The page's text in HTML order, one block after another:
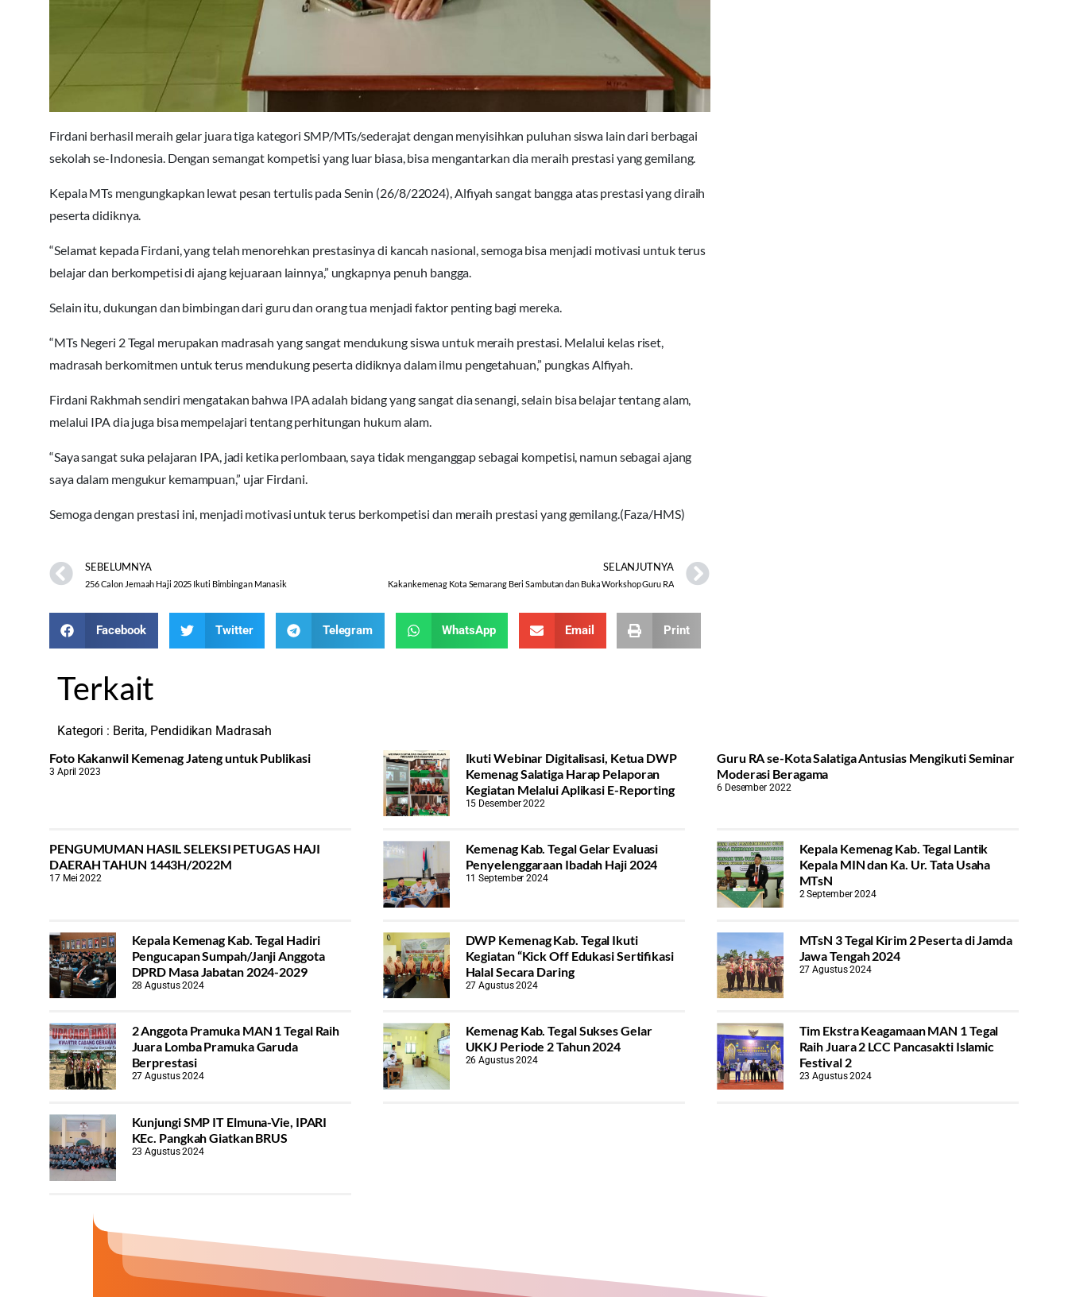
Firdani berhasil meraih gelar juara tiga kategori SMP/MTs/sederajat dengan menyisihkan puluhan siswa lain dari berbagai
sekolah se-Indonesia. Dengan semangat kompetisi yang luar biasa, bisa mengantarkan dia meraih prestasi yang gemilang.
Kepala MTs mengungkapkan lewat pesan tertulis pada Senin (26/8/22024), Alfiyah sangat bangga atas prestasi yang diraih
peserta didiknya.
“Selamat kepada Firdani, yang telah menorehkan prestasinya di kancah nasional, semoga bisa menjadi motivasi untuk terus
belajar dan berkompetisi di ajang kejuaraan lainnya,” ungkapnya penuh bangga.
Selain itu, dukungan dan bimbingan dari guru dan orang tua menjadi faktor penting bagi mereka.
“MTs Negeri 2 Tegal merupakan madrasah yang sangat mendukung siswa untuk meraih prestasi. Melalui kelas riset,
madrasah berkomitmen untuk terus mendukung peserta didiknya dalam ilmu pengetahuan,” pungkas Alfiyah.
Firdani Rakhmah sendiri mengatakan bahwa IPA adalah bidang yang sangat dia senangi, selain bisa belajar tentang alam,
melalui IPA dia juga bisa mempelajari tentang perhitungan hukum alam.
“Saya sangat suka pelajaran IPA, jadi ketika perlombaan, saya tidak menganggap sebagai kompetisi, namun sebagai ajang
saya dalam mengukur kemampuan,” ujar Firdani.
Semoga dengan prestasi ini, menjadi motivasi untuk terus berkompetisi dan meraih prestasi yang gemilang.(Faza/HMS)
SEBELUMNYA
256 Calon Jemaah Haji 2025 Ikuti Bimbingan Manasik
SELANJUTNYA
Kakankemenag Kota Semarang Beri Sambutan dan Buka Workshop Guru RA
Facebook Twitter Telegram WhatsApp Email Print
Terkait
Kategori : Berita, Pendidikan Madrasah
Foto Kakanwil Kemenag Jateng untuk Publikasi
3 April 2023
Ikuti Webinar Digitalisasi, Ketua DWP
Kemenag Salatiga Harap Pelaporan
Kegiatan Melalui Aplikasi E-Reporting
15 Desember 2022
Guru RA se-Kota Salatiga Antusias Mengikuti Seminar
Moderasi Beragama
6 Desember 2022
PENGUMUMAN HASIL SELEKSI PETUGAS HAJI
DAERAH TAHUN 1443H/2022M
17 Mei 2022
Kemenag Kab. Tegal Gelar Evaluasi
Penyelenggaraan Ibadah Haji 2024
11 September 2024
Kepala Kemenag Kab. Tegal Lantik
Kepala MIN dan Ka. Ur. Tata Usaha
MTsN
2 September 2024
Kepala Kemenag Kab. Tegal Hadiri
Pengucapan Sumpah/Janji Anggota
DPRD Masa Jabatan 2024-2029
28 Agustus 2024
DWP Kemenag Kab. Tegal Ikuti
Kegiatan “Kick Off Edukasi Sertifikasi
Halal Secara Daring
27 Agustus 2024
MTsN 3 Tegal Kirim 2 Peserta di Jamda
Jawa Tengah 2024
27 Agustus 2024
2 Anggota Pramuka MAN 1 Tegal Raih
Juara Lomba Pramuka Garuda
Berprestasi
27 Agustus 2024
Kemenag Kab. Tegal Sukses Gelar
UKKJ Periode 2 Tahun 2024
26 Agustus 2024
Tim Ekstra Keagamaan MAN 1 Tegal
Raih Juara 2 LCC Pancasakti Islamic
Festival 2
23 Agustus 2024
Kunjungi SMP IT Elmuna-Vie, IPARI
KEc. Pangkah Giatkan BRUS
23 Agustus 2024